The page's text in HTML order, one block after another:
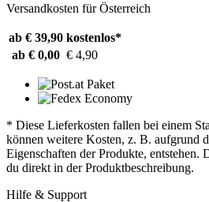
Versandkosten für Österreich
ab € 39,90 kostenlos*
ab € 0,00 € 4,90
* Diese Lieferkosten fallen bei einem
können weitere Kosten, z. B. aufgrund
Eigenschaften der Produkte, entstehen.
du direkt in der Produktbeschreibung.
Hilfe & Support